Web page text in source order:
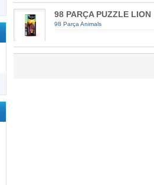
98 PARÇA PUZZLE LION
98 Parça Animals